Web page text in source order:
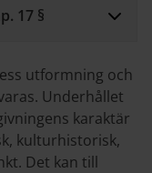
17 §
utformning och
Underhållet
karaktär
kulturhistorisk,
Det kan till